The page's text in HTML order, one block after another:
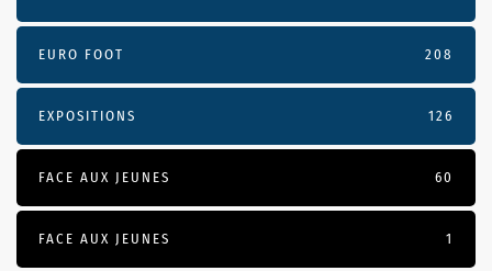
EURO FOOT 208
EXPOSITIONS 126
FACE AUX JEUNES 60
FACE AUX JEUNES 1